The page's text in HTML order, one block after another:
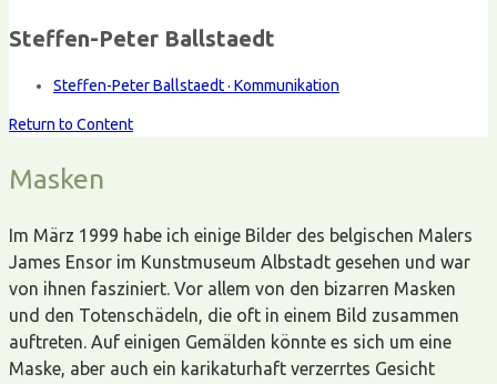
Steffen-Peter Ballstaedt
Steffen-Peter Ballstaedt · Kommunikation
Return to Content
Masken
Im März 1999 habe ich einige Bilder des belgischen Malers
James Ensor im Kunstmuseum Albstadt gesehen und war
von ihnen fasziniert. Vor allem von den bizarren Masken
und den Totenschädeln, die oft in einem Bild zusammen
auftreten. Auf einigen Gemälden könnte es sich um eine
Maske, aber auch ein karikaturhaft verzerrtes Gesicht